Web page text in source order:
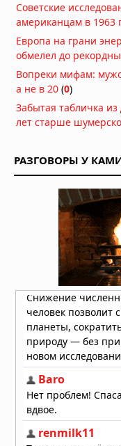
в
Советские
американцам в 1963
Европа на грани
обмелел до
Вопреки мифам:
а не в 20 (0)
Забытая табличка
лет старше
РАЗГОВОРЫ У